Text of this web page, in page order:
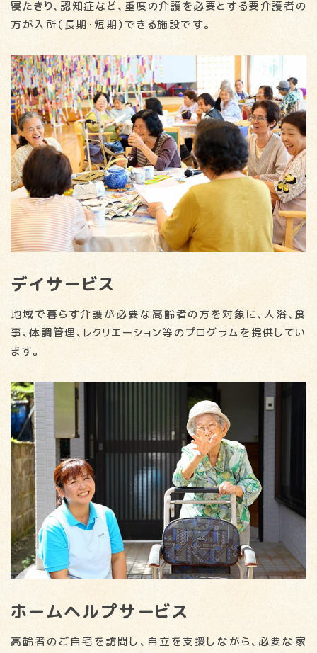
寝たきり、認知症など、重度の介護を必要とする要介護者の
方が入所（長期・短期）できる施設です。
デイサービス
地域で暮らす介護が必要な高齢者の方を対象に、入浴、食
事、体調管理、レクリエーション等のプログラムを提供してい
ます。
ホームヘルプサービス
高齢者のご自宅を訪問し、自立を支援しながら、必要な家